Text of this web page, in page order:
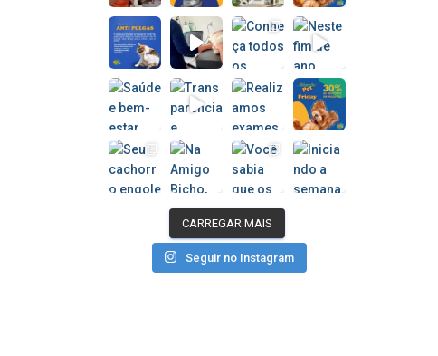
CARREGAR MAIS
Seguir no Instagram